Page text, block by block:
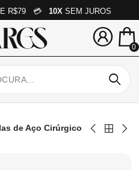
R$79 💳 10X SEM JUROS
0
de Aço Cirúrgico